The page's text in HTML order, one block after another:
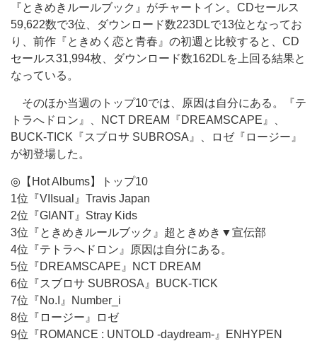
『ときめきルールブック』がチャートイン。CDセールス
59,622数で3位、ダウンロード数223DLで13位となってお
り、前作『ときめく恋と青春』の初週と比較すると、CD
セールス31,994枚、ダウンロード数162DLを上回る結果と
なっている。
そのほか当週のトップ10では、原因は自分にある。『テ
トラへドロン』、NCT DREAM『DREAMSCAPE』、
BUCK-TICK『スブロサ SUBROSA』、ロゼ『ロージー』
が初登場した。
◎【Hot Albums】トップ10
1位『VIIsual』Travis Japan
2位『GIANT』Stray Kids
3位『ときめきルールブック』超ときめき▼宣伝部
4位『テトラへドロン』原因は自分にある。
5位『DREAMSCAPE』NCT DREAM
6位『スブロサ SUBROSA』BUCK-TICK
7位『No.I』Number_i
8位『ロージー』ロゼ
9位『ROMANCE : UNTOLD -daydream-』ENHYPEN